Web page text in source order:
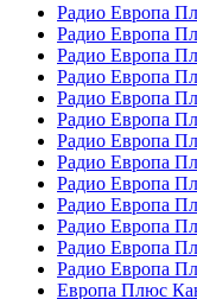
Радио Европа
Радио Европа
Радио Европа
Радио Европа
Радио Европа
Радио Европа
Радио Европа
Радио Европа
Радио Европа
Радио Европа
Радио Европа
Радио Европа
Радио Европа
Европа Плюс